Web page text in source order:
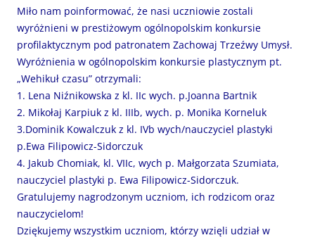
Miło nam poinformować, że nasi uczniowie zostali
wyróżnieni w prestiżowym ogólnopolskim konkursie
profilaktycznym pod patronatem Zachowaj Trzeźwy Umysł.
Wyróżnienia w ogólnopolskim konkursie plastycznym pt.
„Wehikuł czasu” otrzymali:
1. Lena Niźnikowska z kl. IIc wych. p.Joanna Bartnik
2. Mikołaj Karpiuk z kl. IIIb, wych. p. Monika Korneluk
3.Dominik Kowalczuk z kl. IVb wych/nauczyciel plastyki
p.Ewa Filipowicz-Sidorczuk
4. Jakub Chomiak, kl. VIIc, wych p. Małgorzata Szumiata,
nauczyciel plastyki p. Ewa Filipowicz-Sidorczuk.
Gratulujemy nagrodzonym uczniom, ich rodzicom oraz
nauczycielom!
Dziękujemy wszystkim uczniom, którzy wzięli udział w